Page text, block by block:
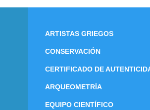
ARTISTAS GRIEGOS
CONSERVACIÓN
CERTIFICADO DE
ARQUEOMETRÍA
EQUIPO CIENTÍFICO